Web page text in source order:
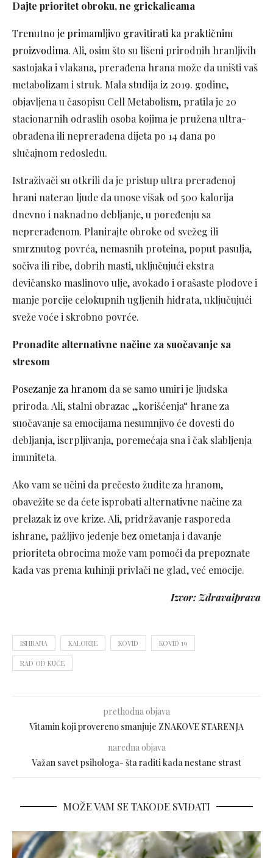
Dajte prioritet obroku, ne grickalicama
Trenutno je primamljivo gravitirati ka praktičnim
proizvodima. Ali, osim što su lišeni prirodnih hranljivih
sastojaka i vlakana, prerađena hrana može da uništi vaš
metabolizam i struk. Mala studija iz 2019. godine,
objavljena u časopisu Cell Metabolism, pratila je 20
stacionarnih odraslih osoba kojima je pružena ultra-
obrađena ili neprerađena dijeta po 14 dana po
slučajnom redosledu.
Istraživači su otkrili da je pristup ultra prerađenoj
hrani naterao ljude da unose višak od 500 kalorija
dnevno i naknadno debljanje, u poređenju sa
neprerađenom. Planirajte obroke od svežeg ili
smrznutog povrća, nemasnih proteina, poput pasulja,
sočiva ili ribe, dobrih masti, uključujući ekstra
devičansko maslinovo ulje, avokado i orašaste plodove i
manje porcije celokupnih ugljenih hidrata, uključujući
sveže voće i skrobno povrće.
Pronađite alternativne načine za suočavanje sa
stresom
Posezanje za hranom da se samo umiri je ljudska
priroda. Ali, stalni obrazac „korišćenja“ hrane za
suočavanje sa emocijama nesumnjivo će dovesti do
debljanja, iscrpljivanja, poremećaja sna i čak slabljenja
imuniteta.
Ako vam se učini da prečesto žudite za hranom,
obavežite se da ćete isprobati alternativne načine za
prelazak iz ove krize. Ali, pridržavanje rasporeda
ishrane, pažljivo jedenje bez ometanja i davanje
prioriteta obrocima može vam pomoći da prepoznate
kada vas prema kuhinji privlači ne glad, već emocije.
Izvor: Zdravaiprava
ISHRANA KALORIJE KOVID KOVID 19
RAD OD KUĆE
prethodna objava
Vitamin koji provereno smanjuje ZNAKOVE STARENJA
naredna objava
Važan savet psihologa- šta raditi kada nestane strast
MOŽE VAM SE TAKOĐE SVIĐATI